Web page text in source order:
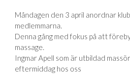
Måndagen den 3 april anordnar
medlemmarna.
Denna gång med fokus på att
massage.
Ingmar Apell som är utbildad
eftermiddag hos oss